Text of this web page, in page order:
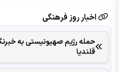
اخبار روز فرهنگی
حمله رژیم صهیونیستی به
قلندیا